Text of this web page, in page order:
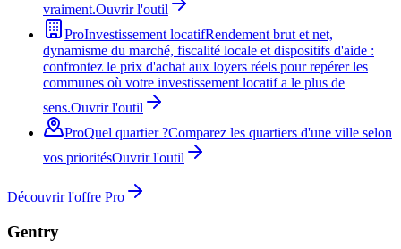
vraiment.Ouvrir l'outil
ProInvestissement locatifRendement brut et net,
dynamisme du marché, fiscalité locale et dispositifs d'aide :
confrontez le prix d'achat aux loyers réels pour repérer les
communes où votre investissement locatif a le plus de
sens.Ouvrir l'outil
ProQuel quartier ?Comparez les quartiers d'une ville selon
vos prioritésOuvrir l'outil
Découvrir l'offre Pro
Gentry